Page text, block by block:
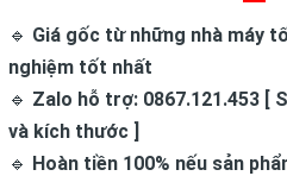
🔹 Giá gốc từ những nhà máy
nghiệm tốt nhất
🔹 Zalo hỗ trợ: 0867.121.453 [
và kích thước ]
🔹 Hoàn tiền 100% nếu sản